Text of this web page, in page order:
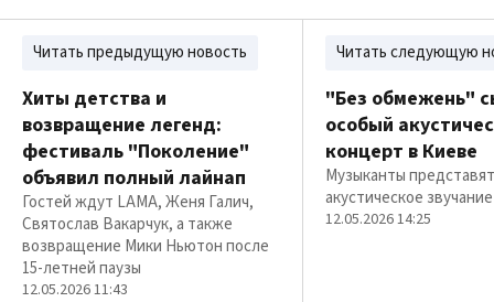
Читать предыдущую новость
Хиты детства и
возвращение легенд:
фестиваль "Поколение"
объявил полный лайнап
Гостей ждут LAMA, Женя Галич,
Святослав Вакарчук, а также
возвращение Мики Ньютон после
15-летней паузы
12.05.2026 11:43
Читать следующую
"Без обмежень"
особый
концерт в Киеве
Музыканты представят
акустическое звучание
12.05.2026 14:25